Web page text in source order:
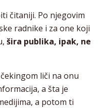
čitaniji. Po njegovim
radnike i za one koji
šira publika, ipak, ne
liči na onu
a šta je
a potom ti